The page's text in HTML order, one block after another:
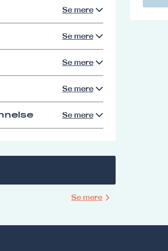
Se mere
Se mere
Se mere
Se mere
Se mere
Se mere